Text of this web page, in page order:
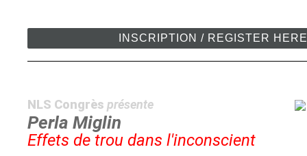
INSCRIPTION / REGISTER
NLS Congrèsprésente
Perla Miglin
Effets de trou dans l'inconscient